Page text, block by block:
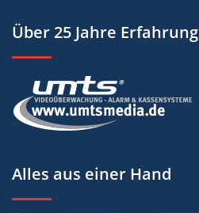
Über 25 Jahre Erfahrung
Alles aus einer Hand